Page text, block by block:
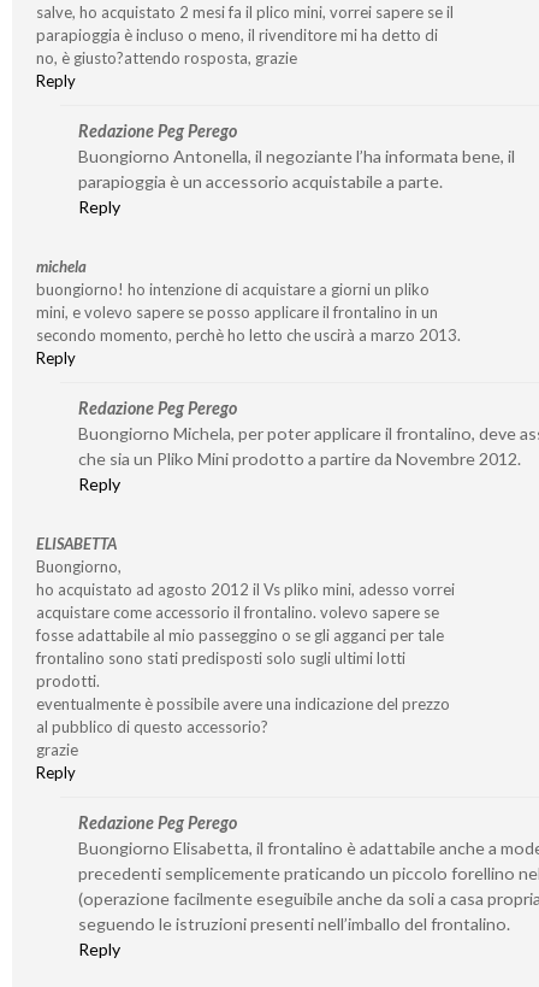
salve, ho acquistato 2 mesi fa il plico mini, vorrei sapere se il
parapioggia è incluso o meno, il rivenditore mi ha detto di
no, è giusto?attendo rosposta, grazie
Reply
Redazione Peg Perego
Buongiorno Antonella, il negoziante l’ha informata bene, il
parapioggia è un accessorio acquistabile a parte.
Reply
michela
buongiorno! ho intenzione di acquistare a giorni un pliko
mini, e volevo sapere se posso applicare il frontalino in un
secondo momento, perchè ho letto che uscirà a marzo 2013.
Reply
Redazione Peg Perego
Buongiorno Michela, per poter applicare il frontalino, deve
che sia un Pliko Mini prodotto a partire da Novembre 2012.
Reply
ELISABETTA
Buongiorno,
ho acquistato ad agosto 2012 il Vs pliko mini, adesso vorrei
acquistare come accessorio il frontalino. volevo sapere se
fosse adattabile al mio passeggino o se gli agganci per tale
frontalino sono stati predisposti solo sugli ultimi lotti
prodotti.
eventualmente è possibile avere una indicazione del prezzo
al pubblico di questo accessorio?
grazie
Reply
Redazione Peg Perego
Buongiorno Elisabetta, il frontalino è adattabile anche a
precedenti semplicemente praticando un piccolo forellino
(operazione facilmente eseguibile anche da soli a casa
seguendo le istruzioni presenti nell’imballo del frontalino.
Reply